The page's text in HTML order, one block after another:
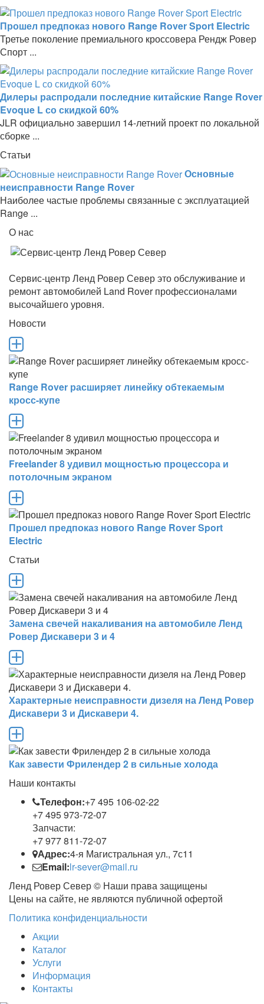
Прошел предпоказ нового Range Rover Sport Electric
Третье поколение премиального кроссовера Рендж Ровер
Спорт ...
Дилеры распродали последние китайские Range Rover
Evoque L со скидкой 60%
JLR официально завершил 14-летний проект по локальной
сборке ...
Статьи
Основные
неисправности Range Rover
Наиболее частые проблемы связанные с эксплуатацией
Range ...
О нас
Сервис-центр Ленд Ровер Север это обслуживание и
ремонт автомобилей Land Rover профессионалами
высочайшего уровня.
Новости
Range Rover расширяет линейку обтекаемым
кросс-купе
Freelander 8 удивил мощностью процессора и
потолочным экраном
Прошел предпоказ нового Range Rover Sport
Electric
Статьи
Замена свечей накаливания на автомобиле Ленд
Ровер Дискавери 3 и 4
Характерные неисправности дизеля на Ленд Ровер
Дискавери 3 и Дискавери 4.
Как завести Фрилендер 2 в сильные холода
Наши контакты
Телефон:+7 495 106-02-22
+7 495 973-72-07
Запчасти:
+7 977 811-72-07
Адрес:4-я Магистральная ул., 7с11
Email:lr-sever@mail.ru
Ленд Ровер Север © Наши права защищены
Цены на сайте, не являются публичной офертой
Политика конфиденциальности
Акции
Каталог
Услуги
Информация
Контакты